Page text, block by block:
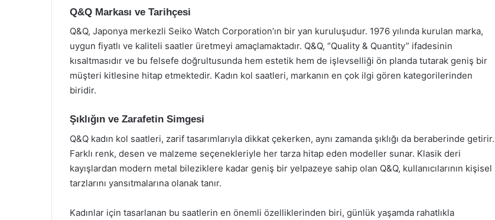
Q&Q Markası ve Tarihçesi
Q&Q, Japonya merkezli Seiko Watch Corporation’ın bir yan kuruluşudur. 1976 yılında kurulan marka,
uygun fiyatlı ve kaliteli saatler üretmeyi amaçlamaktadır. Q&Q, “Quality & Quantity” ifadesinin
kısaltmasıdır ve bu felsefe doğrultusunda hem estetik hem de işlevselliği ön planda tutarak geniş bir
müşteri kitlesine hitap etmektedir. Kadın kol saatleri, markanın en çok ilgi gören kategorilerinden
biridir.
Şıklığın ve Zarafetin Simgesi
Q&Q kadın kol saatleri, zarif tasarımlarıyla dikkat çekerken, aynı zamanda şıklığı da beraberinde getirir.
Farklı renk, desen ve malzeme seçenekleriyle her tarza hitap eden modeller sunar. Klasik deri
kayışlardan modern metal bileziklere kadar geniş bir yelpazeye sahip olan Q&Q, kullanıcılarının kişisel
tarzlarını yansıtmalarına olanak tanır.
Kadınlar için tasarlanan bu saatlerin en önemli özelliklerinden biri, günlük yaşamda rahatlıkla